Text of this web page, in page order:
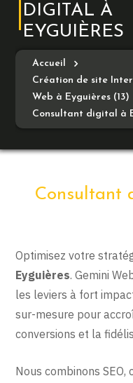
DIGITAL À
EYGUIÈRES
Accueil
Création de site
Web à Eyguières (13)
Consultant digital à
Consultant
Optimisez votre
Eyguières. Gemini
les leviers à fort
sur-mesure pour
conversions et la
Nous combinons